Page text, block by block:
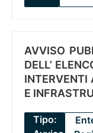
AVVISO
DELL’
INTERVENTI
E
Tipo: